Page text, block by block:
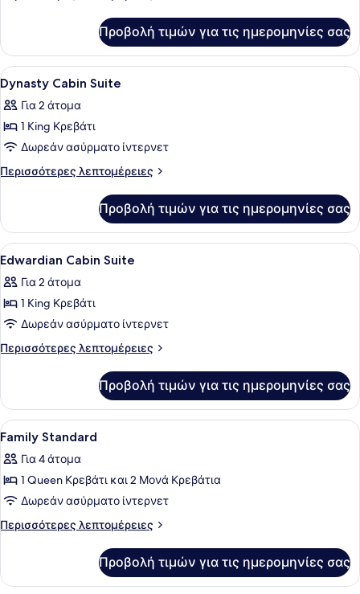
Double
Deluxe
Double
Double
Προβολή τιμών για τις ημερομηνίες σας
Προβολή
όλων
των
φωτογραφιών
για
Dynasty
Ένα σύγχρονο δωμάτιο
6
Dynasty Cabin Suite
Για 2 άτομα
1 King Κρεβάτι
Δωρεάν ασύρματο ίντερνετ
Περισσότερες λεπτομέρειες
Περισσότερες
Cabin
Suite
Προβολή τιμών για τις ημερομηνίες σας
Προβολή
όλων
των
φωτογραφιών
για
Edwardian
Ένα δωμάτιο ξενοδοχείου με
10
Edwardian Cabin Suite
Για 2 άτομα
1 King Κρεβάτι
Δωρεάν ασύρματο ίντερνετ
Περισσότερες λεπτομέρειες
Περισσότερες
Cabin
Suite
Προβολή τιμών για τις ημερομηνίες σας
Προβολή
όλων
των
φωτογραφιών
για
Family
Κλινοσκεπάσματα υψηλής
3
Family Standard
Για 4 άτομα
1 Queen Κρεβάτι και 2 Μονά Κρεβάτια
Δωρεάν ασύρματο ίντερνετ
Περισσότερες λεπτομέρειες
Περισσότερες
Standard
Προβολή τιμών για τις ημερομηνίες σας